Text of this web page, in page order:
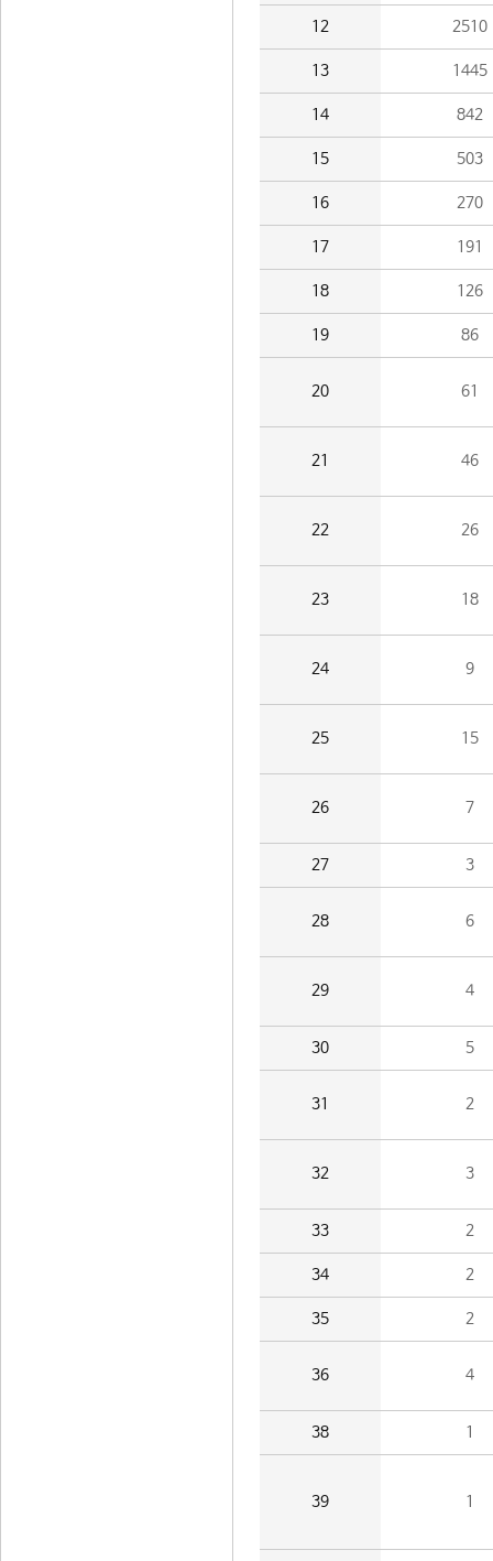
12 2510
13 1445
14 842
15 503
16 270
17 191
18 126
19 86
20 61
21 46
22 26
23 18
24 9
25 15
26 7
27 3
28 6
29 4
30 5
31 2
32 3
33 2
34 2
35 2
36 4
38 1
39 1